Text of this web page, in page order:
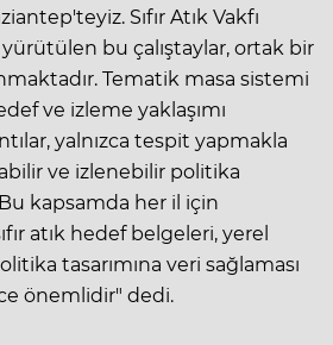
Sıfır Atık Vakfı
bu çalıştaylar, ortak bir
Tematik masa sistemi
ve izleme yaklaşımı
yalnızca tespit yapmakla
ve izlenebilir politika
kapsamda her il için
atık hedef belgeleri, yerel
tasarımına veri sağlaması
önemlidir" dedi.